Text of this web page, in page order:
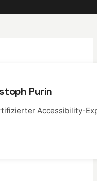
Purin
Accessibility-